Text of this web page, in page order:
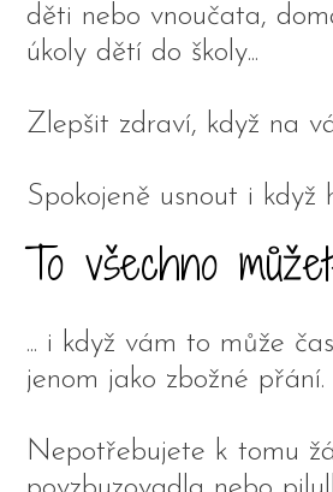
děti nebo vnoučata,
úkoly dětí do školy...
Zlepšit zdraví, když na
Spokojeně usnout i když
To všechno
... i když vám to může
jenom jako zbožné přání.
Nepotřebujete k tomu